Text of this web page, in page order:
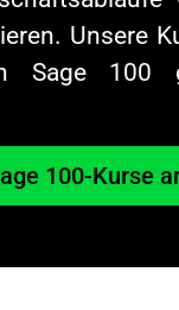
Unsere
Sage 100
100-Kurse